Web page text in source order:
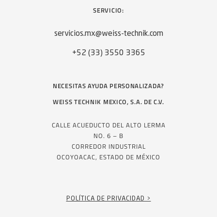
Saber más
SERVICIO:
servicios.mx@weiss-technik.com
+52 (33) 3550 3365
NECESITAS AYUDA PERSONALIZADA?
WEISS TECHNIK MEXICO, S.A. DE C.V.
CALLE ACUEDUCTO DEL ALTO LERMA
NO. 6 – B
CORREDOR INDUSTRIAL
OCOYOACAC, ESTADO DE MÉXICO
POLÍTICA DE PRIVACIDAD >